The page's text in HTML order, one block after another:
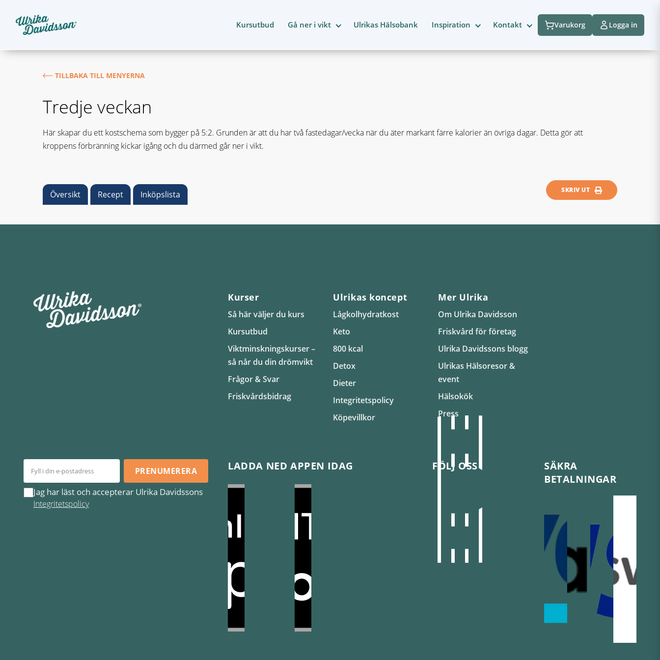
Kursutbud Gå ner i vikt Ulrikas Hälsobank Inspiration Kontakt Varukorg Logga in
TILLBAKA TILL MENYERNA
Tredje veckan
Här skapar du ett kostschema som bygger på 5:2. Grunden är att du har två fastedagar/vecka när du äter markant färre kalorier än övriga dagar. Detta gör att
kroppens förbränning kickar igång och du därmed går ner i vikt.
Översikt Recept Inköpslista SKRIV UT
Kurser
Så här väljer du kurs
Kursutbud
Viktminskningskurser –
så når du din drömvikt
Frågor & Svar
Friskvårdsbidrag
Ulrikas koncept
Lågkolhydratkost
Keto
800 kcal
Detox
Dieter
Integritetspolicy
Köpevillkor
Mer Ulrika
Om Ulrika Davidsson
Friskvård för företag
Ulrika Davidssons blogg
Ulrikas Hälsoresor &
event
Hälsokök
Press
PRENUMERERA
Jag har läst och accepterar Ulrika Davidssons
Integritetspolicy
LADDA NED APPEN IDAG FÖLJ OSS
SÄKRA
BETALNINGAR